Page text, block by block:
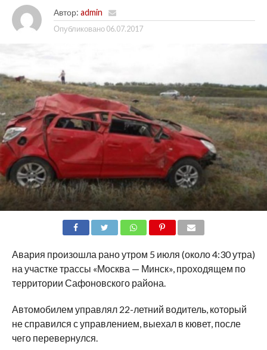
Автор: admin
Опубликовано 06.07.2017
Авария произошла рано утром 5 июля (около 4:30 утра)
на участке трассы «Москва — Минск», проходящем по
территории Сафоновского района.
Автомобилем управлял 22-летний водитель, который
не справился с управлением, выехал в кювет, после
чего перевернулся.